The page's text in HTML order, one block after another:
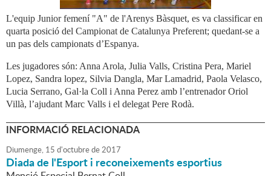
L'equip Junior femení "A" de l'Arenys Bàsquet, es va classificar en
quarta posició del Campionat de Catalunya Preferent; quedant-se a
un pas dels campionats d’Espanya.
Les jugadores són: Anna Arola, Julia Valls, Cristina Pera, Mariel
Lopez, Sandra lopez, Silvia Dangla, Mar Lamadrid, Paola Velasco,
Lucia Serrano, Gal·la Coll i Anna Perez amb l’entrenador Oriol
Villà, l’ajudant Marc Valls i el delegat Pere Rodà.
INFORMACIÓ RELACIONADA
Diumenge, 15 d'octubrede2017
Diada de l'Esport i reconeixements esportius